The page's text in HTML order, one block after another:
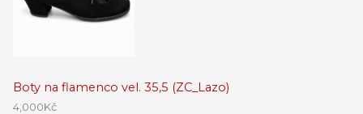
Boty na flamenco vel. 35,5 (ZC_Lazo)
4,000Kč